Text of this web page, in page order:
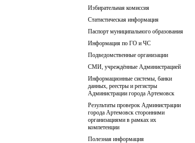
Избирательная комиссия
Статистическая информация
Паспорт муниципального образования
Информация по ГО и ЧС
Подведомственные организации
СМИ, учреждённые Администрацией
Информационные системы, банки
данных, реестры и регистры
Администрации города Артемовск
Результаты проверок Администрации
города Артемовск сторонними
организациями в рамках их
компетенции
Полезная информация